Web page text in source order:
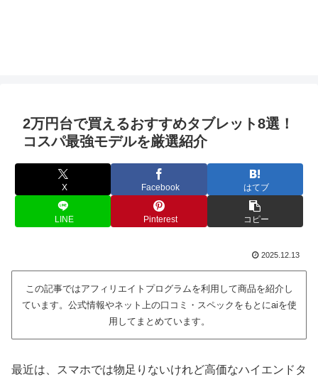
2万円台で買えるおすすめタブレット8選！
コスパ最強モデルを厳選紹介
X Facebook はてブ
LINE Pinterest コピー
2025.12.13
この記事ではアフィリエイトプログラムを利用して商品を紹介し
ています。公式情報やネット上の口コミ・スペックをもとにaiを使
用してまとめています。
最近は、スマホでは物足りないけれど高価なハイエンドタ